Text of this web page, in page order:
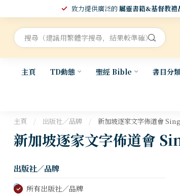
致力提供廣泛的屬靈書籍&基督教禮
主頁 TD動態 聖經 Bible 書目分
主頁 / 出版社／品牌 / 新加坡逐家文字佈道會
新加坡逐家文字佈道會
出版社／品牌
所有出版社／品牌